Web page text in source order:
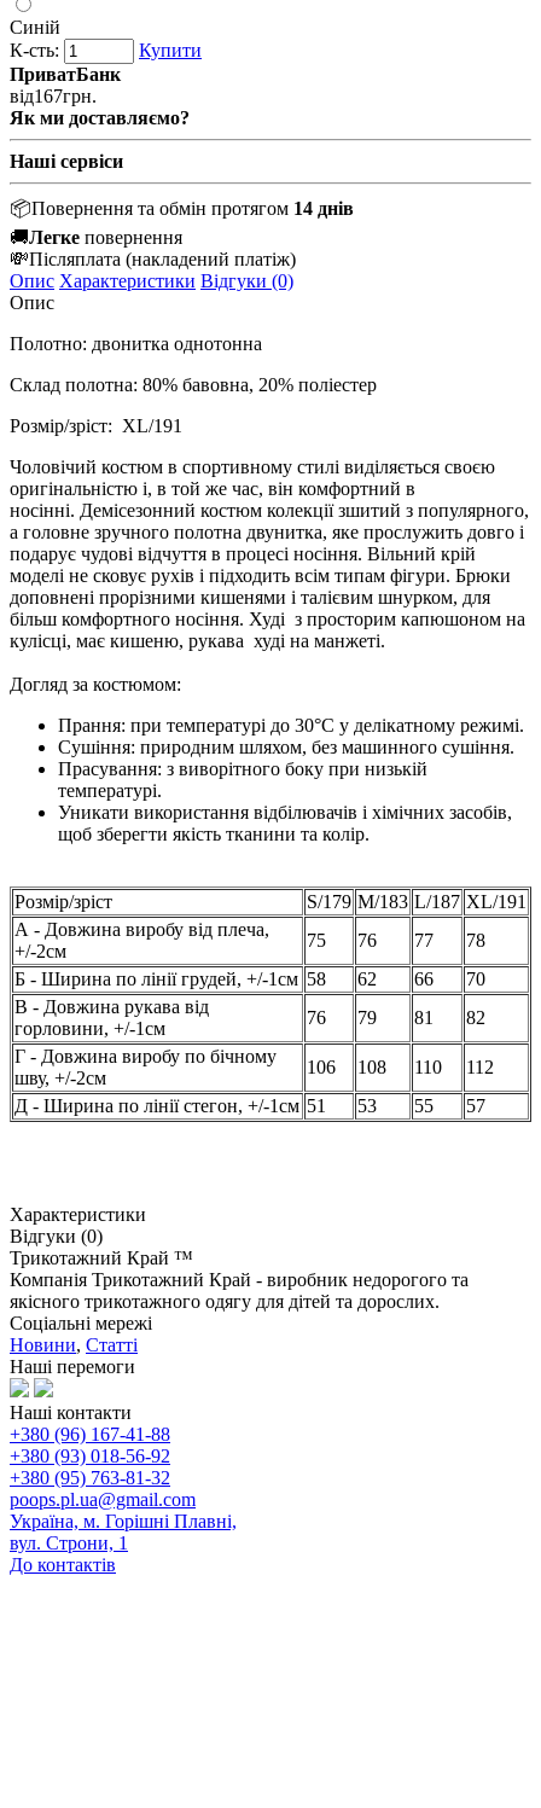
Синій
К-сть:
Купити
ПриватБанк
від167грн.
Як ми доставляємо?
Наші сервіси
📦Повернення та обмін протягом 14 днів
🚚Легке повернення
💸Післяплата (накладений платіж)
Опис Характеристики Відгуки (0)
Опис
Полотно: двонитка однотонна
Склад полотна: 80% бавовна, 20% поліестер
Розмір/зріст: XL/191
Чоловічий костюм в спортивному стилі виділяється своєю
оригінальністю і, в той же час, він комфортний в
носінні. Демісезонний костюм колекції зшитий з популярного,
а головне зручного полотна двунитка, яке прослужить довго і
подарує чудові відчуття в процесі носіння. Вільний крій
моделі не сковує рухів і підходить всім типам фігури. Брюки
доповнені прорізними кишенями і талієвим шнурком, для
більш комфортного носіння. Худі з просторим капюшоном на
кулісці, має кишеню, рукава худі на манжеті.
Догляд за костюмом:
Прання: при температурі до 30°C у делікатному режимі.
Сушіння: природним шляхом, без машинного сушіння.
Прасування: з виворітного боку при низькій
температурі.
Уникати використання відбілювачів і хімічних засобів,
щоб зберегти якість тканини та колір.
Розмір/зріст S/179 M/183 L/187 XL/191
А - Довжина виробу від плеча,
+/-2см
75 76 77
78
Б - Ширина по лінії грудей, +/-1см 58 62 66
70
В - Довжина рукава від
горловини, +/-1см
76 79 81
82
Г - Довжина виробу по бічному
шву, +/-2см
106 108 110
112
Д - Ширина по лінії стегон, +/-1см 51 53 55 57
Характеристики
Відгуки (0)
Трикотажний Край ™
Компанія Трикотажний Край - виробник недорогого та
якісного трикотажного одягу для дітей та дорослих.
Соціальні мережі
Новини, Статті
Наші перемоги
Наші контакти
+380 (96) 167-41-88
+380 (93) 018-56-92
+380 (95) 763-81-32
poops.pl.ua@gmail.com
Україна, м. Горішні Плавні,
вул. Строни, 1
До контактів